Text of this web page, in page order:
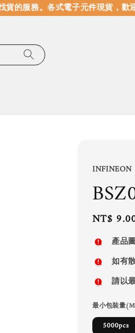
的服務。各式電子元件現貨，歡迎
INFINEON
Regular
price
NT$
產品
如有
請以
最小包裝量
5000pcs